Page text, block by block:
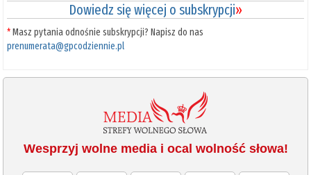
Dowiedz się więcej o subskrypcji»
*Masz pytania odnośnie subskrypcji? Napisz do nas
prenumerata@gpcodziennie.pl
Wesprzyj wolne media i ocal wolność słowa!